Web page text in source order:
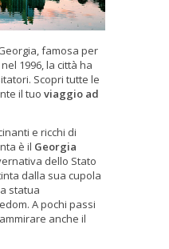
famosa per
1996, la città ha
Scopri tutte le
il tuo viaggio ad
e ricchi di
è il Georgia
dello Stato
dalla sua cupola
statua
A pochi passi
anche il